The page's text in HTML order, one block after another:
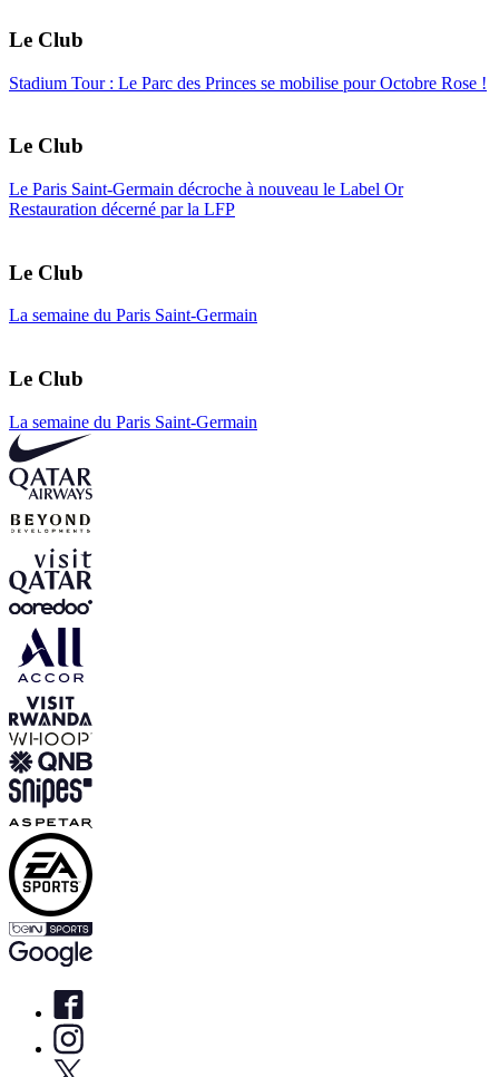
Le Club
Stadium Tour : Le Parc des Princes se mobilise pour Octobre Rose !
Le Club
Le Paris Saint-Germain décroche à nouveau le Label Or
Restauration décerné par la LFP
Le Club
La semaine du Paris Saint-Germain
Le Club
La semaine du Paris Saint-Germain